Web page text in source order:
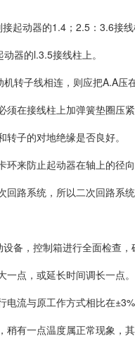
起动器的1.4；2.5：3.6接
器的l.3.5接线柱上。
转子线相连，则应把A.A压
在接线柱上加弹簧垫圈压紧
子的对地绝缘是否良好。
来防止起动器在轴上的径
路系统，所以二次回路系
备，控制箱进行全面检查
点，或延长时间调长一点。
流与原工作方式相比在±3%
稍有一点温度属正常现象